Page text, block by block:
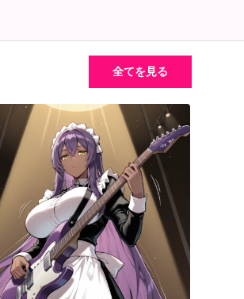
全てを見る